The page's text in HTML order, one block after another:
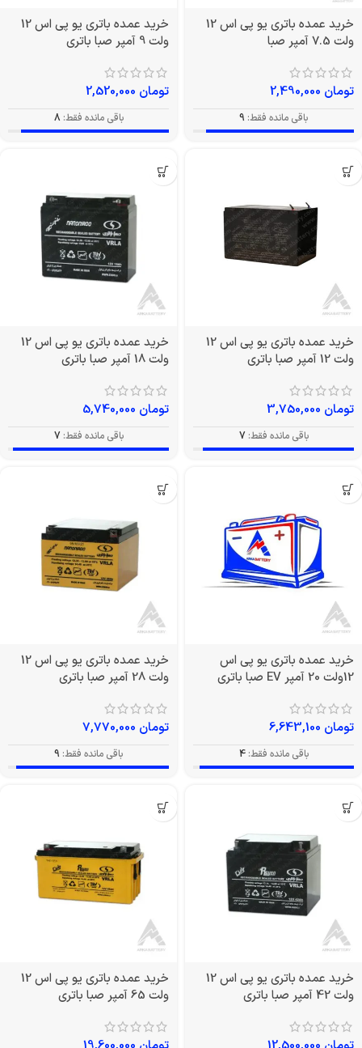
خرید عمده باتری یو پی اس 12
ولت 7.5 آمپر صبا
تومان
باقی مانده فقط: 9
خرید عمده باتری یو پی اس 12
ولت 9 آمپر صبا باتری
تومان
باقی مانده فقط: 8
خرید عمده باتری یو پی اس 12
ولت 12 آمپر صبا باتری
تومان
باقی مانده فقط: 7
خرید عمده باتری یو پی اس 12
ولت 18 آمپر صبا باتری
تومان
باقی مانده فقط: 7
خرید عمده باتری یو پی اس
12ولت 20 آمپر EV صبا باتری
تومان
باقی مانده فقط: 4
خرید عمده باتری یو پی اس 12
ولت 28 آمپر صبا باتری
تومان
باقی مانده فقط: 9
خرید عمده باتری یو پی اس 12
ولت 42 آمپر صبا باتری
خرید عمده باتری یو پی اس 12
ولت 65 آمپر صبا باتری